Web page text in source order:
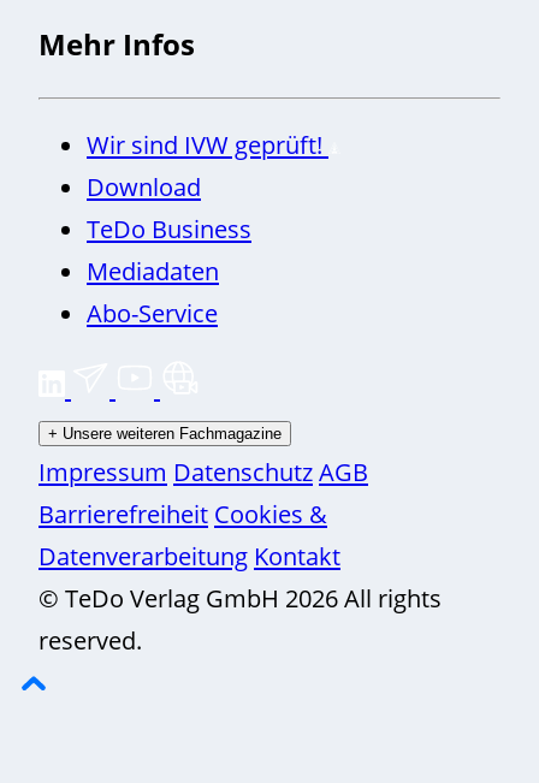
Mehr Infos
Wir sind IVW geprüft!
Download
TeDo Business
Mediadaten
Abo-Service
+ Unsere weiteren Fachmagazine
Impressum DatenschutzAGB
Barrierefreiheit Cookies &
Datenverarbeitung Kontakt
© TeDo Verlag GmbH 2026 All rights
reserved.